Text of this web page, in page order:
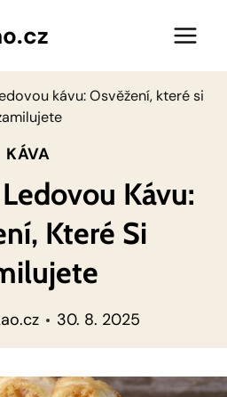
kávu: Osvěžení, které si
KÁVA
Kávu:
Které Si
30. 8. 2025